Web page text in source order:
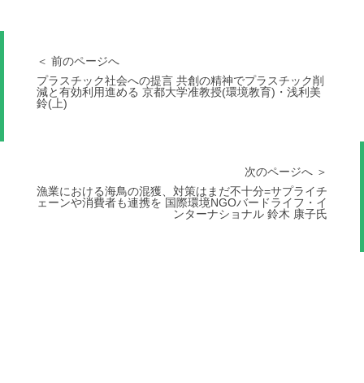
＜ 前のページへ
プラスチック社会への提言 共創の精神でプラスチック削
減と有効利用進める 京都大学准教授(環境教育)・浅利美
鈴(上)
次のページへ ＞
漁業における海鳥の混獲、対策はまだ不十分=サプライチ
ェーンや消費者も連携を 国際環境NGOバードライフ・イ
ンターナショナル 鈴木 康子氏